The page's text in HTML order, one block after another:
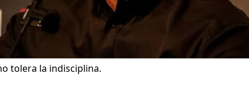
tolera la indisciplina.